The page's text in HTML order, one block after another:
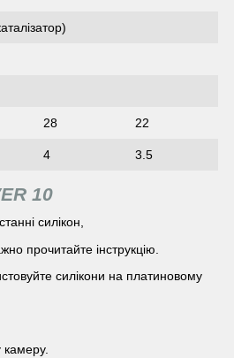
28 22
4 3.5
10
силікон,
прочитайте інструкцію.
силікони на платиновому
камеру.